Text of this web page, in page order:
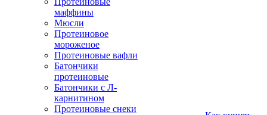
маффины
Мюсли
Протеиновое
мороженое
Протеиновые вафли
Батончики
протеиновые
Батончики с Л-
карнитином
Протеиновые снеки